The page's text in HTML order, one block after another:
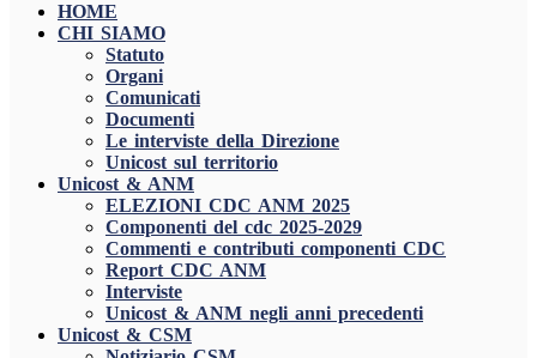
HOME
CHI SIAMO
Statuto
Organi
Comunicati
Documenti
Le interviste della Direzione
Unicost sul territorio
Unicost & ANM
ELEZIONI CDC ANM 2025
Componenti del cdc 2025-2029
Commenti e contributi componenti CDC
Report CDC ANM
Interviste
Unicost & ANM negli anni precedenti
Unicost & CSM